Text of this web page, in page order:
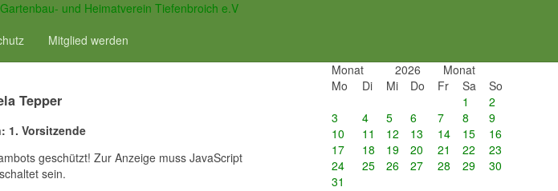
Gartenbau- und Heimatverein Tiefenbroich e.V
Mitglied werden
•
Tepper
1. Vorsitzende
geschützt! Zur Anzeige muss JavaScript
sein.
2026
Mo
Di Mi Do Fr Sa
So
1
2
3
4 5 6 7 8
9
10
11 12 13 14 15
16
17
18 19 20 21 22
23
24
25 26 27 28 29
30
31